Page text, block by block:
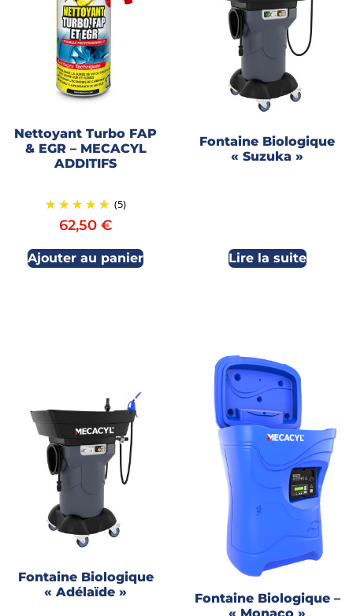
Nettoyant Turbo FAP
& EGR – MECACYL
ADDITIFS
(5)
62,50€
Ajouter au panier
Fontaine Biologique
« Suzuka »
Lire la suite
Fontaine Biologique
« Adélaïde »
Fontaine Biologique –
« Monaco »